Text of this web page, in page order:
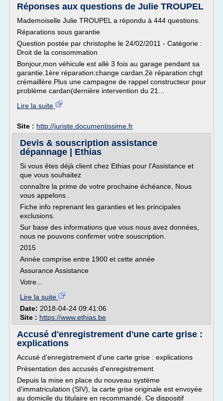
Réponses aux questions de Julie TROUPEL
Mademoiselle Julie TROUPEL a répondu à 444 questions.
Réparations sous garantie
Question postée par christophe le 24/02/2011 - Catégorie :
Droit de la consommation
Bonjour,mon véhicule est allé 3 fois au garage pendant sa
garantie.1ère réparation:change cardan.2è réparation:chgt
crémaillère.Plus une campagne de rappel constructeur pour
problème cardan(dernière intervention du 21...
Lire la suite
Site : http://juriste.documentissime.fr
Devis & souscription assistance
dépannage | Ethias
Si vous êtes déjà client chez Ethias pour l'Assistance et
que vous souhaitez
connaître la prime de votre prochaine échéance, Nous
vous appelons .
Fiche info reprenant les garanties et les principales
exclusions.
Sur base des informations que vous nous avez données,
nous ne pouvons confirmer votre souscription.
2015
Année comprise entre 1900 et cette année
Assurance Assistance
Votre...
Lire la suite
Date: 2018-04-24 09:41:06
Site : https://www.ethias.be
Accusé d'enregistrement d'une carte grise :
explications
Accusé d'enregistrement d'une carte grise : explications
Présentation des accusés d'enregistrement
Depuis la mise en place du nouveau système
d'immatriculation (SIV), la carte grise originale est envoyée
au domicile du titulaire en recommandé. Ce dispositif